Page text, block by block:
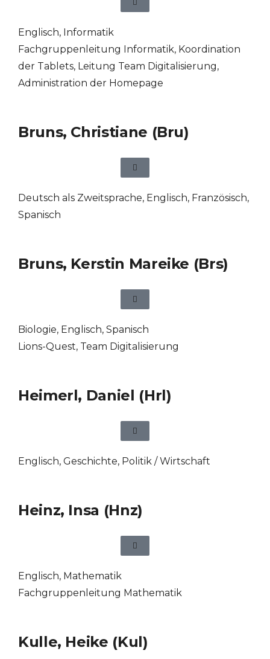
Englisch, Informatik
Fachgruppenleitung Informatik, Koordination
der Tablets, Leitung Team Digitalisierung,
Administration der Homepage
Bruns, Christiane (Bru)
Deutsch als Zweitsprache, Englisch, Französisch,
Spanisch
Bruns, Kerstin Mareike (Brs)
Biologie, Englisch, Spanisch
Lions-Quest, Team Digitalisierung
Heimerl, Daniel (Hrl)
Englisch, Geschichte, Politik / Wirtschaft
Heinz, Insa (Hnz)
Englisch, Mathematik
Fachgruppenleitung Mathematik
Kulle, Heike (Kul)